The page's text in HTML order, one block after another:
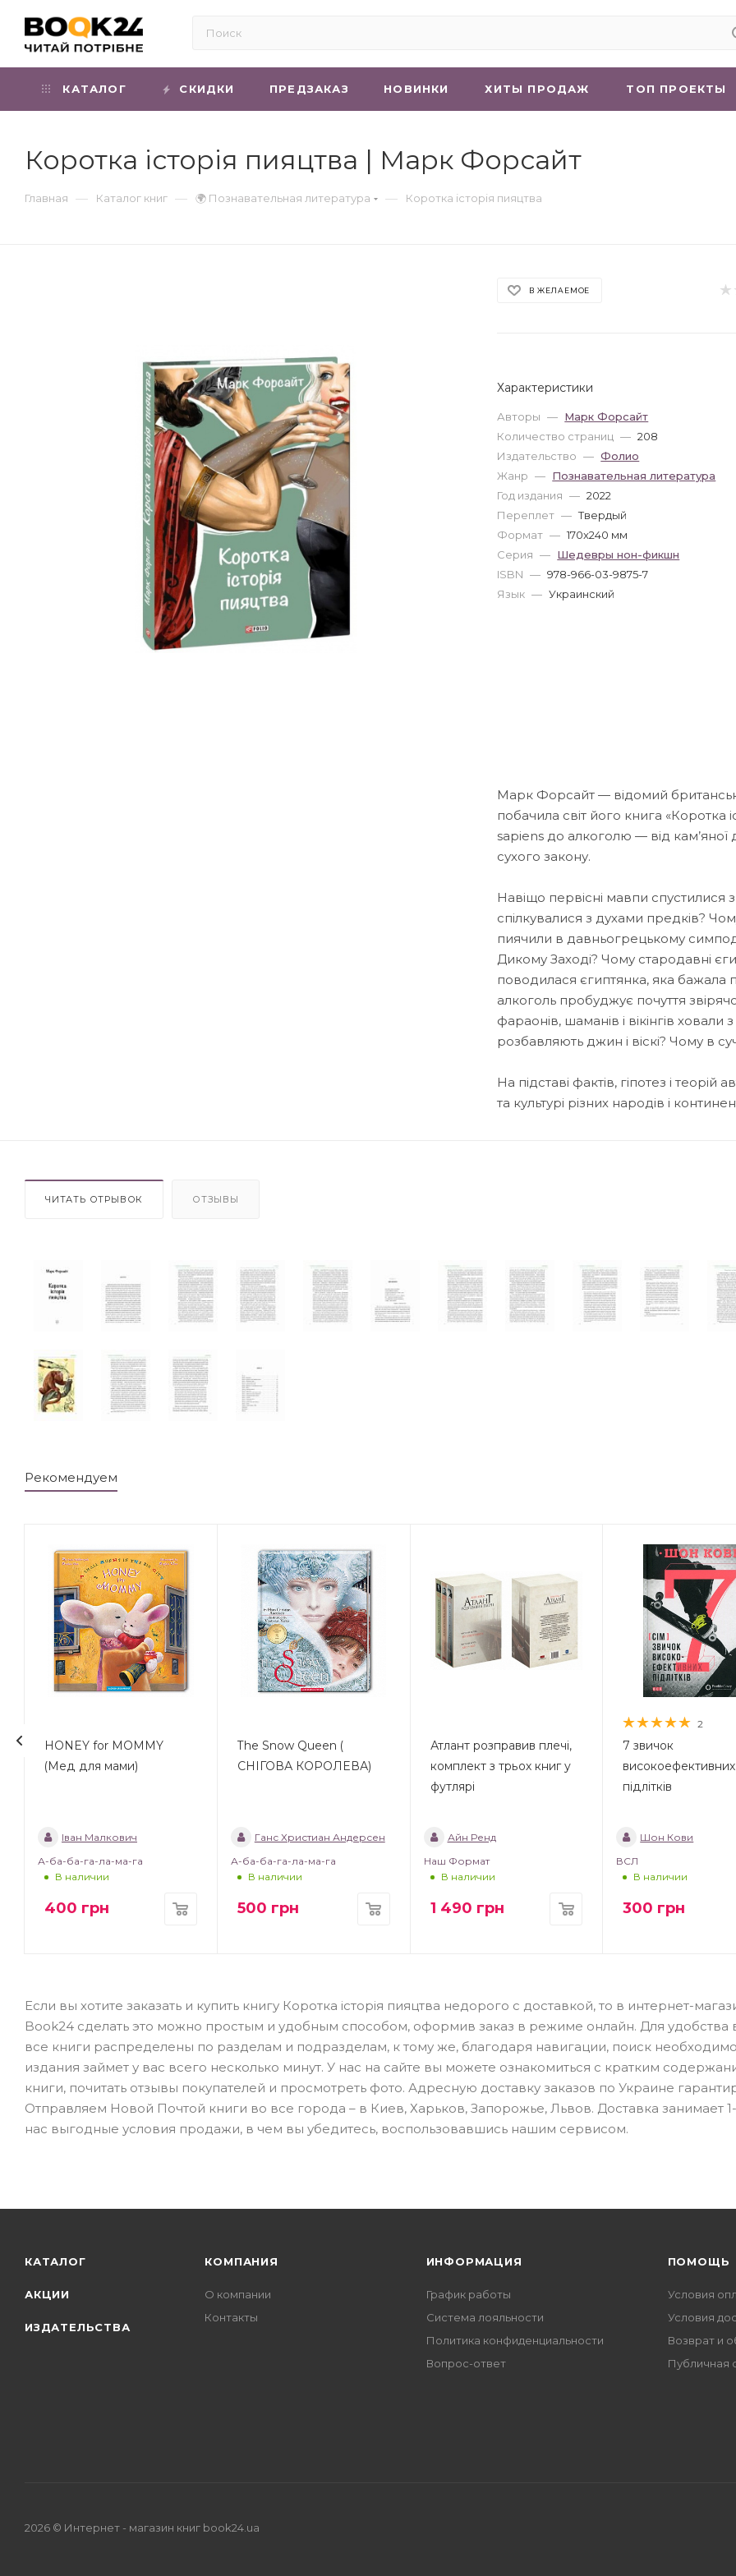
КАТАЛОГ СКИДКИ ПРЕДЗАКАЗ НОВИНКИ ХИТЫ ПРОДАЖ ТОП ПРОЕКТЫ
Коротка історія пияцтва | Марк Форсайт
Главная — Каталог книг — 🌍 Познавательная литература — Коротка історія пияцтва
В ЖЕЛАЕМОЕ
Характеристики
Авторы — Марк Форсайт
Количество страниц — 208
Издательство — Фолио
Жанр — Познавательная литература
Год издания — 2022
Переплет — Твердый
Формат — 170x240 мм
Серия — Шедевры нон-фикшн
ISBN — 978-966-03-9875-7
Язык — Украинский
Марк Форсайт — відомий
побачила світ його книга
sapiens до алкоголю — від
сухого закону.
Навіщо первісні мавпи
спілкувалися з духами предків?
пиячили в давньогрецькому
Дикому Заході? Чому стародавні
поводилася єгиптянка, яка бажала
алкоголь пробуджує почуття
фараонів, шаманів і вікінгів
розбавляють джин і віскі? Чому в
На підставі фактів, гіпотез і
та культурі різних народів і
ЧИТАТЬ ОТРЫВОК ОТЗЫВЫ
Рекомендуем
HONEY for MOMMY
(Мед для мами)
Іван Малкович
А-ба-ба-га-ла-ма-га
В наличии
400 грн
The Snow Queen (
CНІГОВА КОРОЛЕВА)
Ганс Христиан Андерсен
А-ба-ба-га-ла-ма-га
В наличии
500 грн
Атлант розправив плечі,
комплект з трьох книг у
футлярі
Айн Ренд
Наш Формат
В наличии
1 490 грн
2
7 звичок
високоефективних
підлітків
Шон Кови
ВСЛ
В наличии
300 грн
Если вы хотите заказать и купить книгу Коротка історія пияцтва недорого с доставкой, то в интернет-
Book24 сделать это можно простым и удобным способом, оформив заказ в режиме онлайн. Для удобства
все книги распределены по разделам и подразделам, к тому же, благодаря навигации, поиск
издания займет у вас всего несколько минут. У нас на сайте вы можете ознакомиться с кратким
книги, почитать отзывы покупателей и просмотреть фото. Адресную доставку заказов по Украине
Отправляем Новой Почтой книги во все города – в Киев, Харьков, Запорожье, Львов. Доставка занимает
нас выгодные условия продажи, в чем вы убедитесь, воспользовавшись нашим сервисом.
КАТАЛОГ
АКЦИИ
ИЗДАТЕЛЬСТВА
КОМПАНИЯ
О компании
Контакты
ИНФОРМАЦИЯ
График работы
Система лояльности
Политика конфиденциальности
Вопрос-ответ
ПОМОЩЬ
Условия
Условия
Возврат и
Публичная
2026 © Интернет - магазин книг book24.ua